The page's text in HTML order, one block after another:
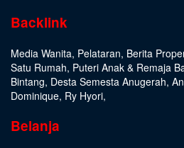
Backlink
Media Wanita, Pelataran, Berita
Satu Rumah, Puteri Anak & Remaja
Bintang, Desta Semesta Anugerah,
Dominique, Ry Hyori,
Belanja